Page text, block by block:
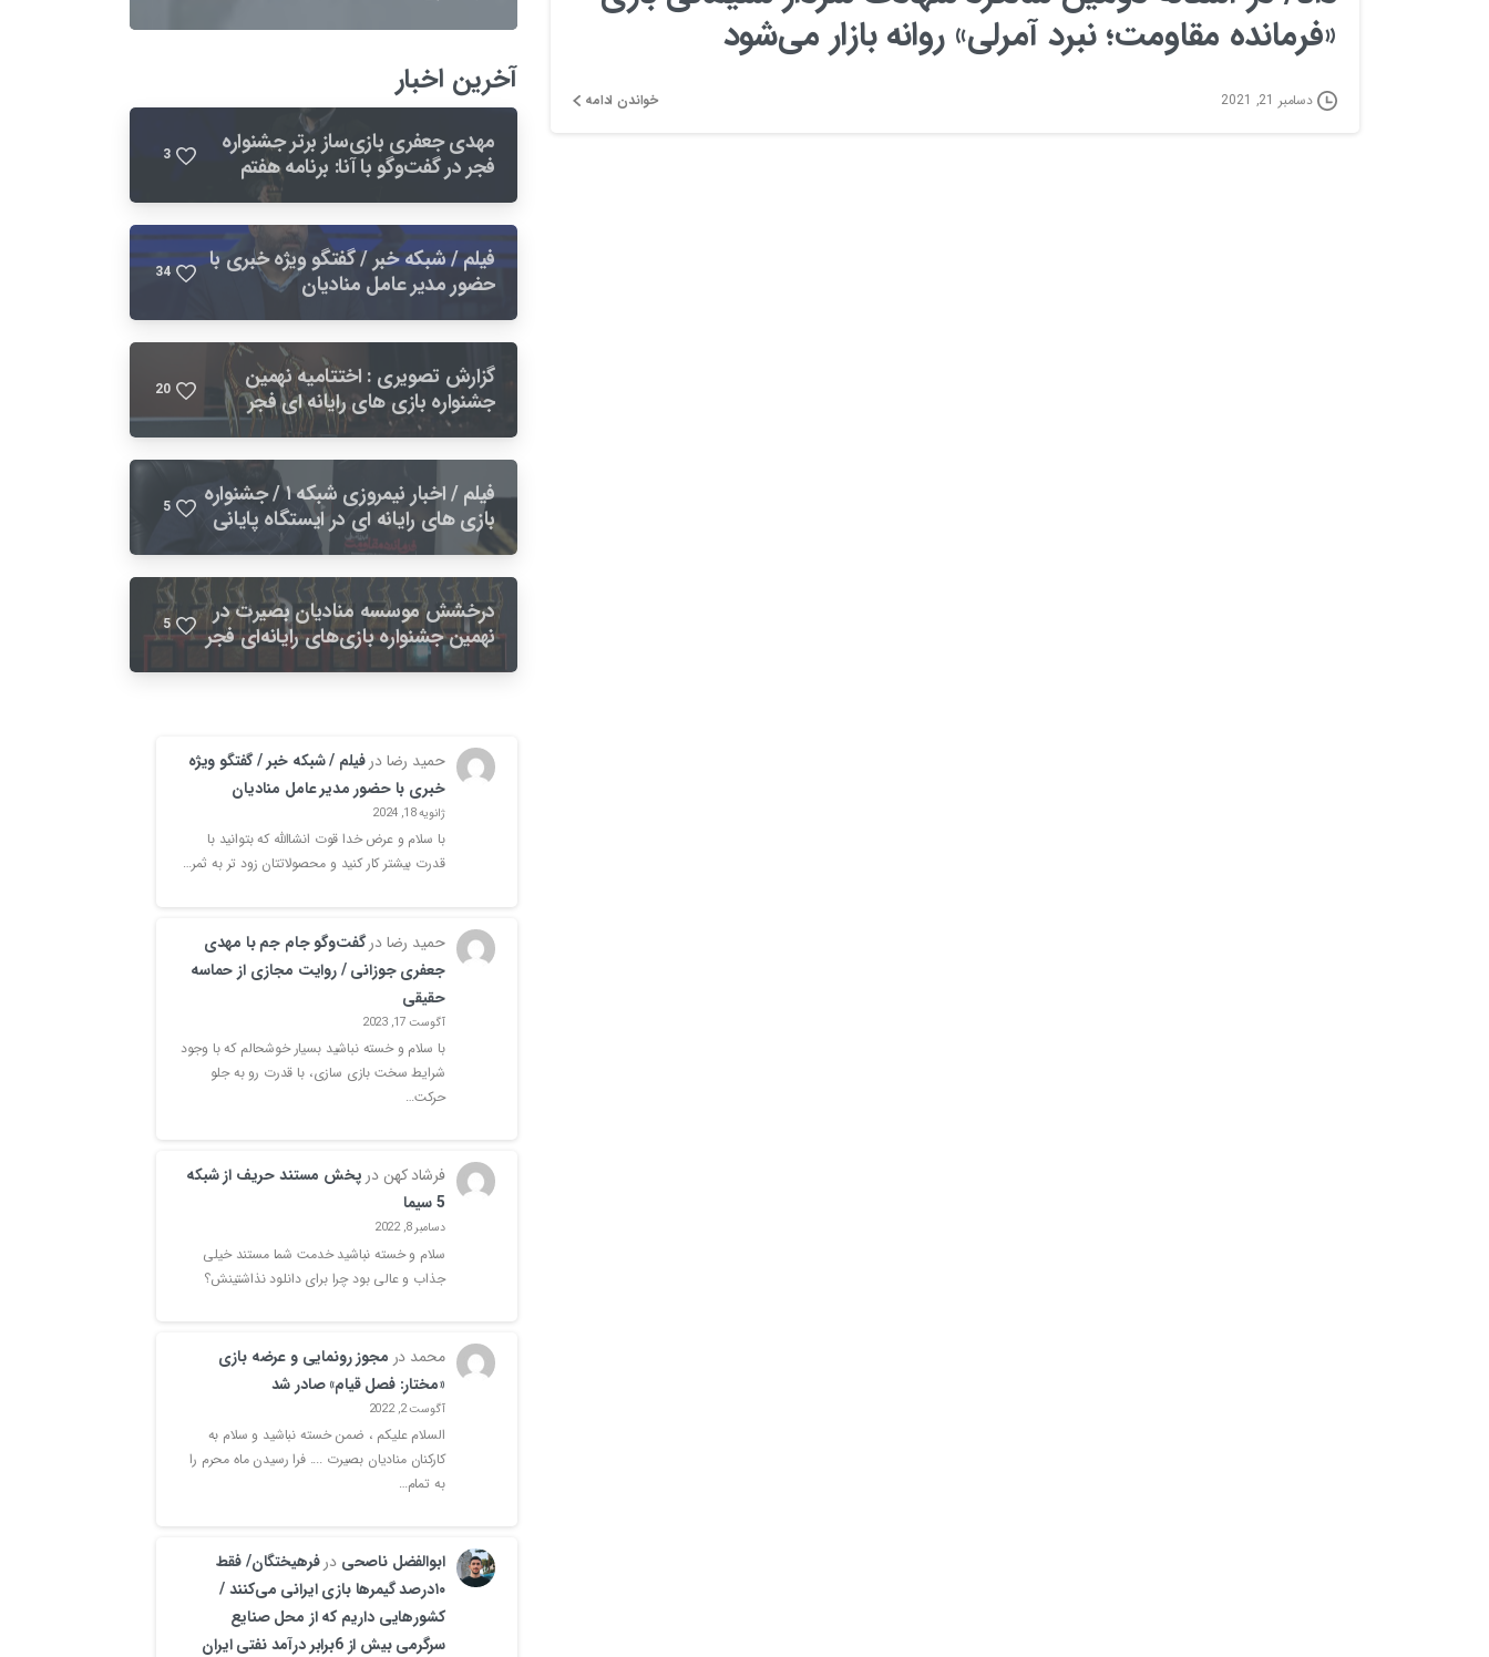
«فرمانده مقاومت؛ نبرد آمرلی» روانه بازار می‌شود
دسامبر 21, 2021 خواندن ادامه آخرین اخبار
مهدی جعفری بازی‌ساز برتر جشنواره
فجر در گفت‌وگو با آنا: برنامه هفتم
توسعه فرصتی برای بهبود صنعت بازی
است
3
فیلم / شبکه خبر / گفتگو ویژه خبری با
حضور مدیر عامل منادیان
34
گزارش تصویری : اختتامیه نهمین
جشنواره بازی های رایانه ای فجر
20
فیلم / اخبار نیمروزی شبکه ۱ / جشنواره
بازی های رایانه ای در ایستگاه پایانی
5
درخشش موسسه منادیان بصیرت در
نهمین جشنواره بازی‌های رایانه‌ای فجر
5
حمید رضادرفیلم / شبکه خبر / گفتگو ویژه
خبری با حضور مدیر عامل منادیان
ژانویه 18, 2024
با سلام و عرض خدا قوت انشاالله که بتوانید با
قدرت بیشتر کار کنید و محصولاتتان زود تر به ثمر…
حمید رضادرگفت‌وگو جام جم با مهدی
جعفری جوزانی / روایت‌ مجازی از حماسه‌
حقیقی
آگوست 17, 2023
با سلام و خسته نباشید بسیار خوشحالم که با وجود
شرایط سخت بازی سازی، با قدرت رو به جلو
حرکت…
فرشاد کهن در پخش مستند حریف از شبکه
5 سیما
دسامبر 8, 2022
سلام و خسته نباشید خدمت شما مستند خیلی
جذاب و عالی بود چرا برای دانلود نذاشتینش؟
محمد در مجوز رونمایی و عرضه بازی
«مختار: فصل قیام» صادر شد
آگوست 2, 2022
السلام علیکم ، ضمن خسته نباشید و سلام به
کارکنان منادیان بصیرت .... فرا رسیدن ماه محرم را
به تمام…
ابوالفضل ناصحی درفرهیختگان/ فقط
۱۰درصد گیمرها بازی ایرانی می‌کنند /
کشورهایی داریم که از محل صنایع
سرگرمی بیش از 6برابر درآمد نفتی ایران